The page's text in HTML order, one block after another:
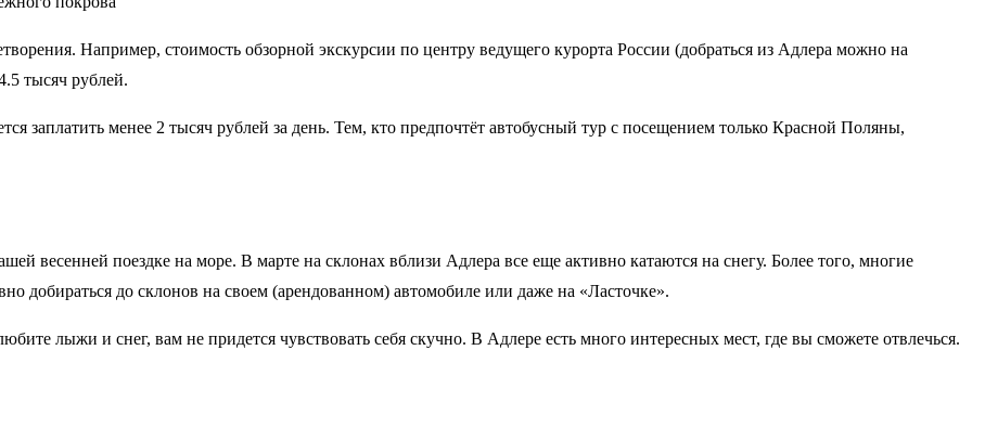
Например, стоимость обзорной экскурсии по центру ведущего курорта России (добраться из Адлера можно на
тысяч рублей.
заплатить менее 2 тысяч рублей за день. Тем, кто предпочтёт автобусный тур с посещением только Красной Поляны,
весенней поездке на море. В марте на склонах вблизи Адлера все еще активно катаются на снегу. Более того, многие
добираться до склонов на своем (арендованном) автомобиле или даже на «Ласточке».
лыжи и снег, вам не придется чувствовать себя скучно. В Адлере есть много интересных мест, где вы сможете отвлечься.